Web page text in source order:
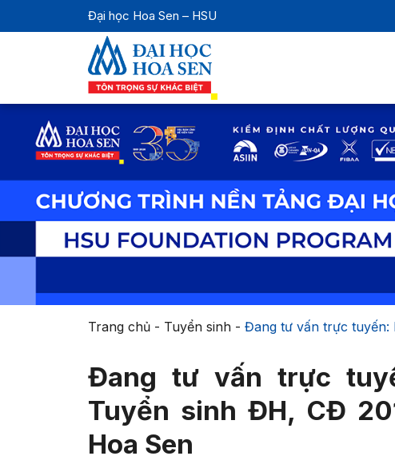
Đại học Hoa Sen – HSU
Trang chủ- Tuyển sinh- Đang tư vấn trực tuyến:
Đang tư vấn trực
Tuyển sinh ĐH, CĐ
Hoa Sen